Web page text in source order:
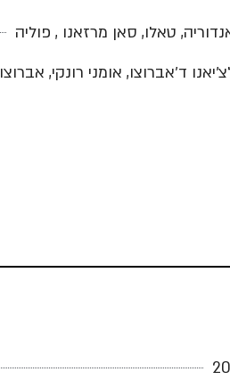
טאלו, סאן מרזאנו , פוליה
ד׳אברוצו, אומני רונקי, אברוצו